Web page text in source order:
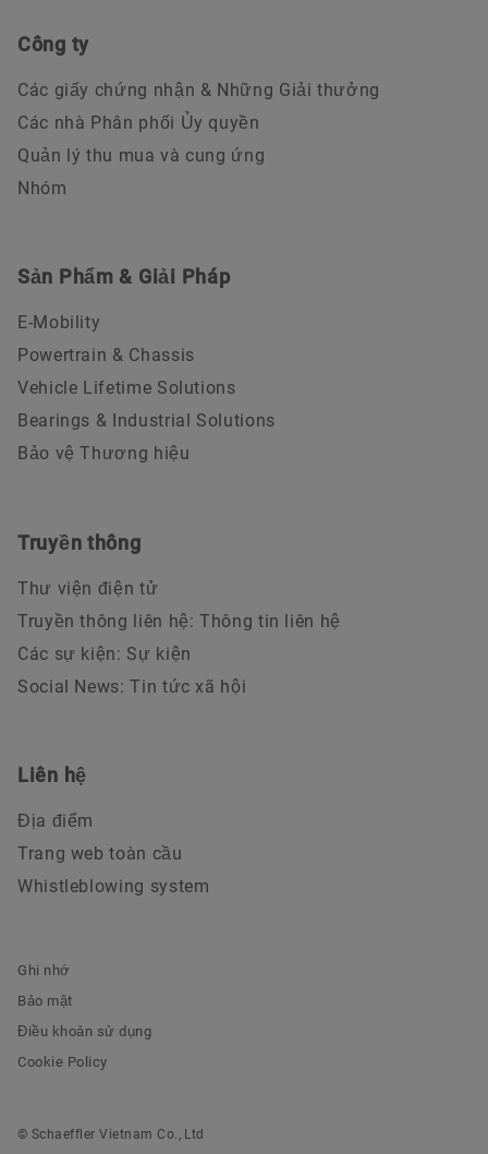
Công ty
Các giấy chứng nhận & Những Giải thưởng
Các nhà Phân phối Ủy quyền
Quản lý thu mua và cung ứng
Nhóm
Sản Phẩm & Giải Pháp
E-Mobility
Powertrain & Chassis
Vehicle Lifetime Solutions
Bearings & Industrial Solutions
Bảo vệ Thương hiệu
Truyền thông
Thư viện điện tử
Truyền thông liên hệ: Thông tin liên hệ
Các sự kiện: Sự kiện
Social News: Tin tức xã hội
Liên hệ
Địa điểm
Trang web toàn cầu
Whistleblowing system
Ghi nhớ
Bảo mật
Điều khoản sử dụng
Cookie Policy
© Schaeffler Vietnam Co., Ltd